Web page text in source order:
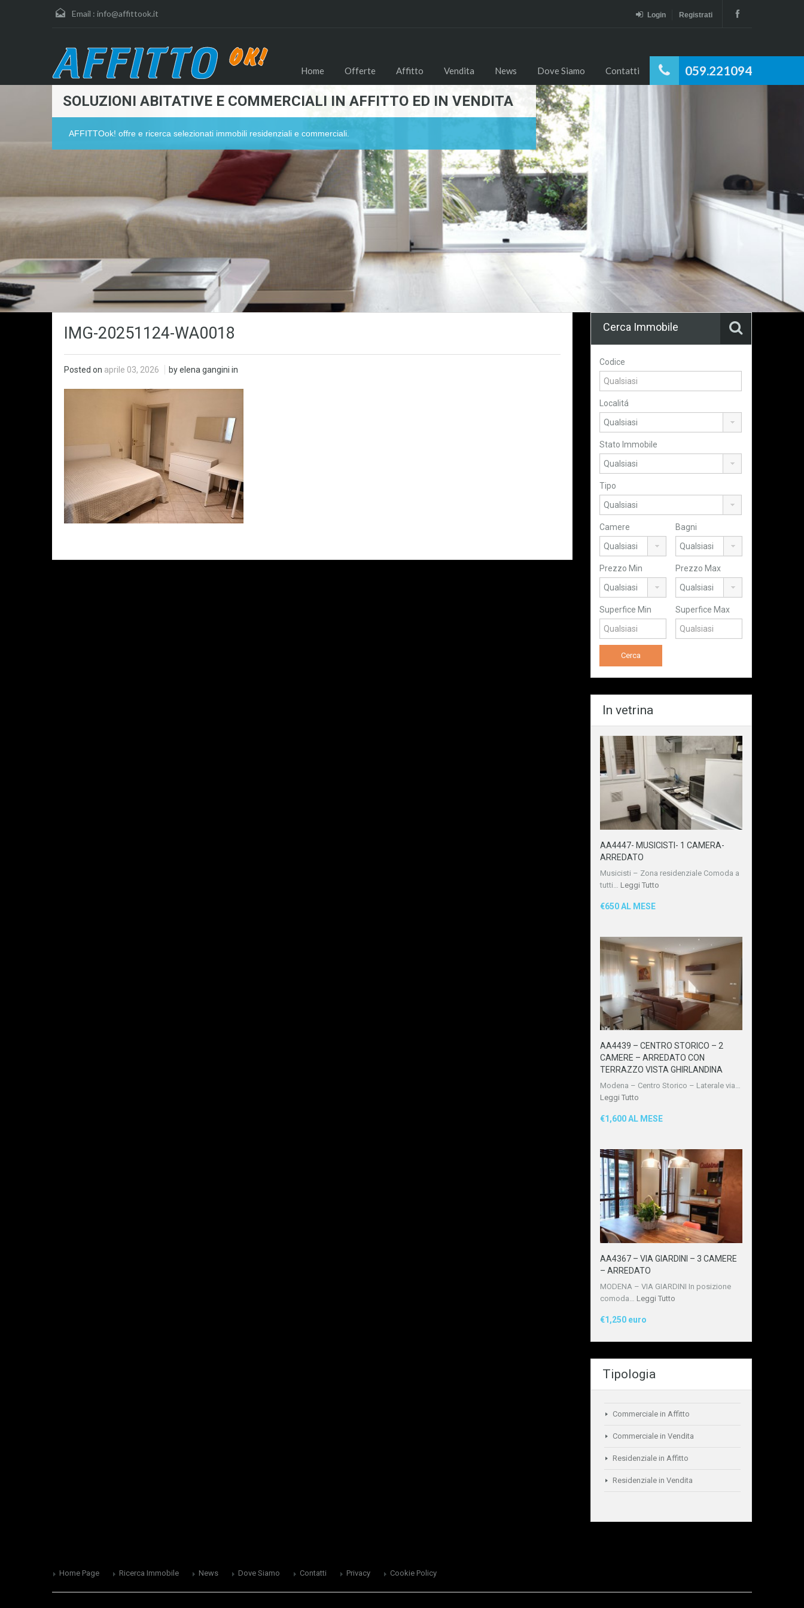
Email : info@affittook.it Login Registrati
059.221094
Home Offerte Affitto Vendita News Dove Siamo Contatti
SOLUZIONI ABITATIVE E COMMERCIALI IN AFFITTO ED IN VENDITA
AFFITTOok! offre e ricerca selezionati immobili residenziali e commerciali.
IMG-20251124-WA0018
Posted on aprile 03, 2026 by elena gangini in
Cerca Immobile
Codice
Localitá
Stato Immobile
Tipo
Camere Bagni
Prezzo Min Prezzo Max
Superfice Min Superfice Max
In vetrina
AA4447- MUSICISTI- 1 CAMERA-
ARREDATO
Musicisti – Zona residenziale Comoda a
tutti… Leggi Tutto
€650 AL MESE
AA4439 – CENTRO STORICO – 2
CAMERE – ARREDATO CON
TERRAZZO VISTA GHIRLANDINA
Modena – Centro Storico – Laterale via…
Leggi Tutto
€1,600 AL MESE
AA4367 – VIA GIARDINI – 3 CAMERE
– ARREDATO
MODENA – VIA GIARDINI In posizione
comoda… Leggi Tutto
€1,250 euro
Tipologia
Commerciale in Affitto
Commerciale in Vendita
Residenziale in Affitto
Residenziale in Vendita
Home Page Ricerca Immobile News Dove Siamo Contatti Privacy Cookie Policy